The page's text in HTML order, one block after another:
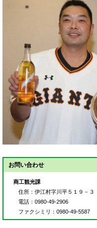
お問い合わせ
商工観光課
住所 ：伊江村字川平５１９－３
電話 ：0980-49-2906
ファクシミリ
：0980-49-5587